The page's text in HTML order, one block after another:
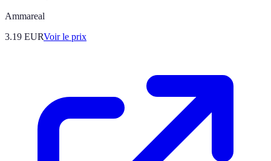
Ammareal
3.19 EURVoir le prix